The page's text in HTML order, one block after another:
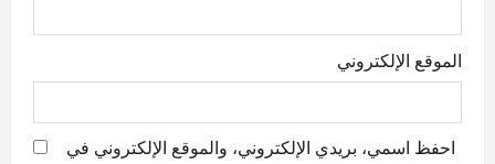
الموقع الإلكتروني
احفظ اسمي، بريدي الإلكتروني، والموقع الإلكتروني في